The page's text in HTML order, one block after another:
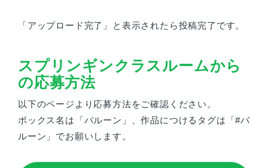
「アップロード完了」と表示されたら投稿完了です。
スプリンギンクラスルームから
の応募方法
以下のページより応募方法をご確認ください。
ボックス名は「バルーン」、作品につけるタグは「#バ
ルーン」でお願いします。